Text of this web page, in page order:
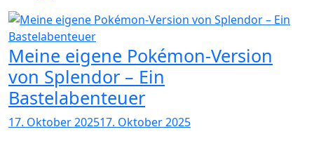
Meine eigene Pokémon-Version
von Splendor – Ein
Bastelabenteuer
17. Oktober 202517. Oktober 2025